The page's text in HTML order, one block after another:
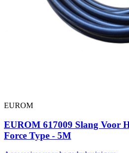
EUROM
EUROM 617009 Slang Voor
Force Type - 5M